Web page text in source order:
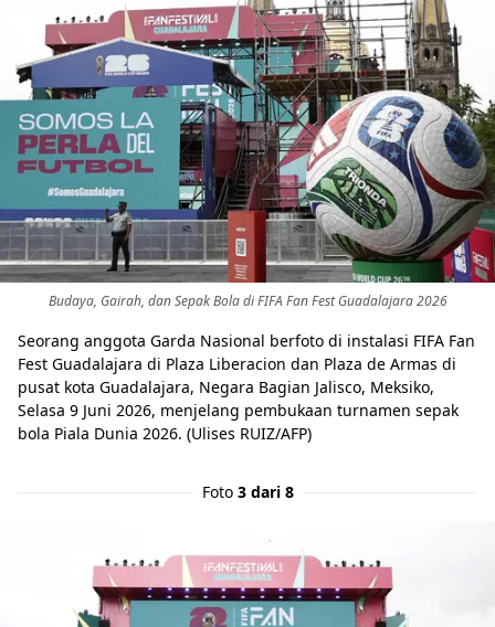
Budaya, Gairah, dan Sepak Bola di FIFA Fan Fest Guadalajara 2026
Seorang anggota Garda Nasional berfoto di instalasi FIFA Fan
Fest Guadalajara di Plaza Liberacion dan Plaza de Armas di
pusat kota Guadalajara, Negara Bagian Jalisco, Meksiko,
Selasa 9 Juni 2026, menjelang pembukaan turnamen sepak
bola Piala Dunia 2026. (Ulises RUIZ/AFP)
Foto 3 dari 8